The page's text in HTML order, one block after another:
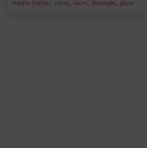
menthe fraîche, citron, sucre, limonade, glace